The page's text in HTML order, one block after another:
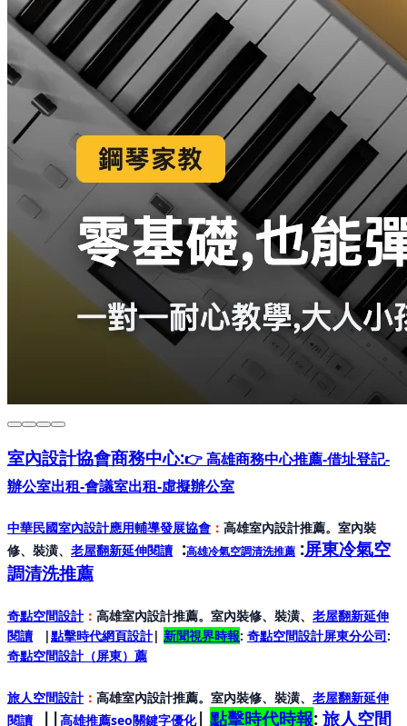
室內設計協會商務中心:👉 高雄商務中心推薦-借址登記-
辦公室出租-會議室出租-虛擬辦公室
中華民國室內設計應用輔導發展協會 ： 高雄室內設計推薦。室內裝
修、裝潢、 老屋翻新延伸閱讀 :高雄冷氣空調清洗推薦 :屏東冷氣空
調清洗推薦
奇點空間設計： 高雄室內設計推薦。室內裝修、裝潢、 老屋翻新延伸
閱讀 |點擊時代網頁設計| 新聞視界時報: 奇點空間設計屏東分公司:
奇點空間設計（屏東） 薦
旅人空間設計： 高雄室內設計推薦。室內裝修、裝潢、 老屋翻新延伸
閱讀
||高雄推薦seo關鍵字優化| 點擊時代時報: 旅人空間